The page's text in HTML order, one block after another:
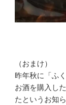
（おまけ）
昨年秋に「ふ
お酒を購入し
たというお知